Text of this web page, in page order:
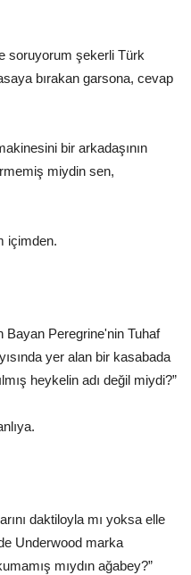
soruyorum şekerli Türk
bırakan garsona, cevap
bir arkadaşının
miydin sen,
içimden.
Bayan Peregrine'nin Tuhaf
yer alan bir kasabada
heykelin adı değil miydi?”
daktiloyla mı yoksa elle
Underwood marka
mıydın ağabey?”